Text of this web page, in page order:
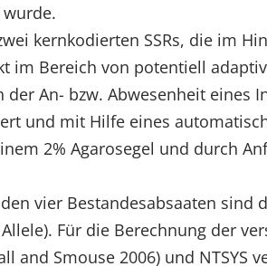
kernkodierten SSRs, die im
im Bereich von potentiell
der An- bzw. Abwesenheit
und mit Hilfe eines
2% Agarosegel und durch
vier Bestandesabsaaten
Für die Berechnung der
and Smouse 2006) und